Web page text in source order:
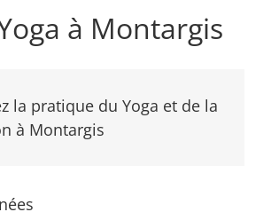
à Montargis
la pratique du Yoga et de la
à Montargis